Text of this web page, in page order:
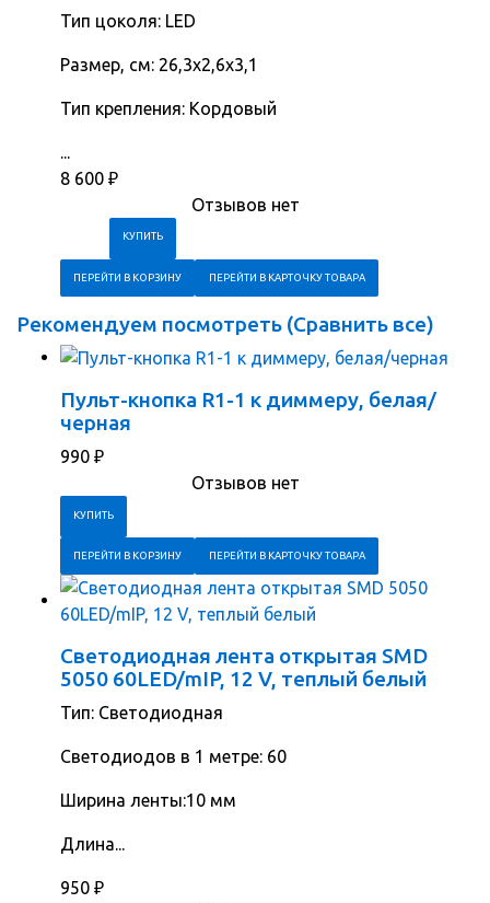
Тип цоколя: LED
Размер, cм: 26,3х2,6х3,1
Тип крепления: Кордовый
8 600 ₽
Отзывов нет
ПЕРЕЙТИ В КОРЗИНУ ПЕРЕЙТИ В КАРТОЧКУ ТОВАРА
Рекомендуем посмотреть (Сравнить все)
Пульт-кнопка R1-1 к диммеру, белая/
черная
990 ₽
Отзывов нет
ПЕРЕЙТИ В КОРЗИНУ ПЕРЕЙТИ В КАРТОЧКУ ТОВАРА
Светодиодная лента открытая SMD
5050 60LED/mIP, 12 V, теплый белый
Тип: Светодиодная
Cветодиодов в 1 метре: 60
Ширина ленты:10 мм
Длина...
950 ₽